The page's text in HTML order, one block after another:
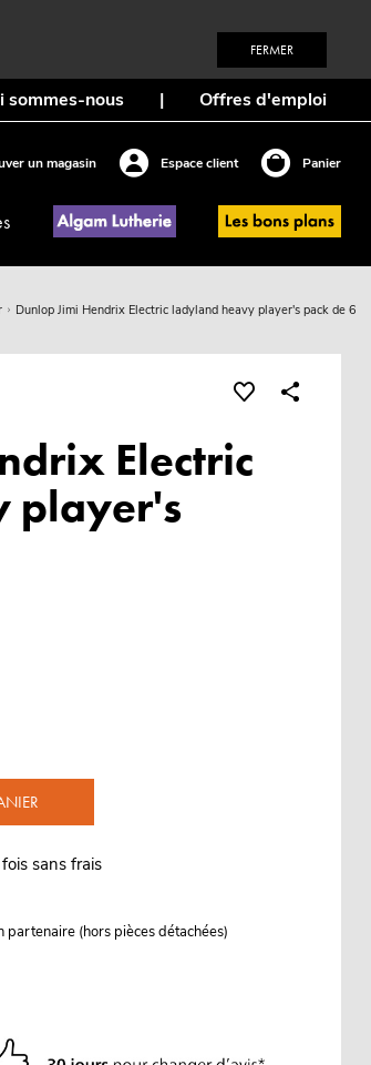
FERMER
sommes-nous | Offres d'emploi
un magasin Espace client Panier
Dunlop Jimi Hendrix Electric ladyland heavy player's pack de 6
Electric
player's
sans frais
partenaire (hors pièces détachées)